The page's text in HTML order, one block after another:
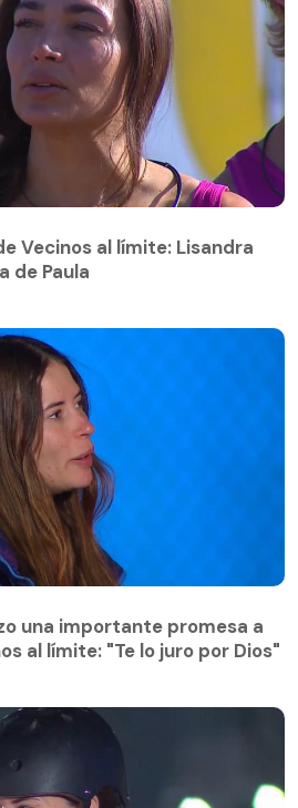
de Paula
Vecinos al límite: Lisandra
de Paula
al límite: "Te lo juro por Dios"
una importante promesa a
al límite: "Te lo juro por Dios"